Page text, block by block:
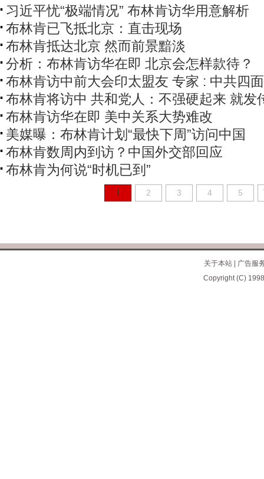
习近平忧“极端情况” 布林肯访华用意解析
布林肯已飞抵北京：直击现场
布林肯抵达北京 然而前景黯淡
分析：布林肯访华在即 北京会怎样款待？
布林肯访中前大会印太盟友 专家 : 中共四
布林肯将访中 共和党人：不强硬起来 就发
布林肯访华在即 美中关系大势难改
美媒曝：布林肯计划“最快下周”访问中国
布林肯数周内到访？中国外交部回应
布林肯为何说“时机已到”
1 2 3 4 5
关于本站|
广告服
Copyright (C)